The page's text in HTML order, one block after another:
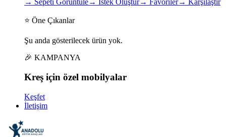
→ Sepeti Görüntüle→ İstek Oluştur→ Favoriler→ Karşılaştır
⭐ Öne Çıkanlar
Şu anda gösterilecek ürün yok.
🎉 KAMPANYA
Kreş için özel mobilyalar
Keşfet
İletişim